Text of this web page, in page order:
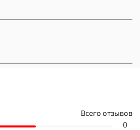
Всего отзывов
0